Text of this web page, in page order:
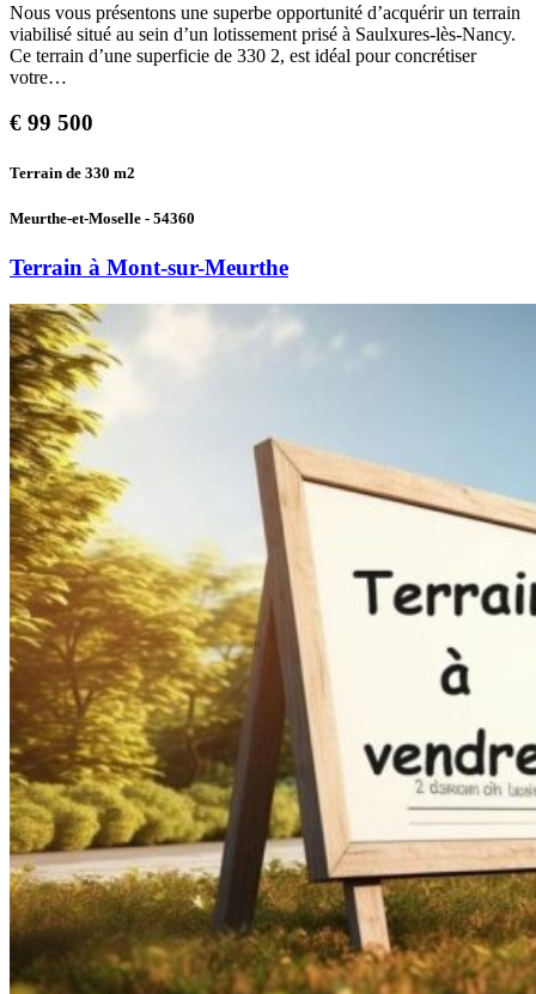
Nous vous présentons une superbe opportunité d’acquérir un terrain
viabilisé situé au sein d’un lotissement prisé à Saulxures-lès-Nancy.
Ce terrain d’une superficie de 330 2, est idéal pour concrétiser
votre…
€ 99 500
Terrain de 330 m2
Meurthe-et-Moselle - 54360
Terrain à Mont-sur-Meurthe